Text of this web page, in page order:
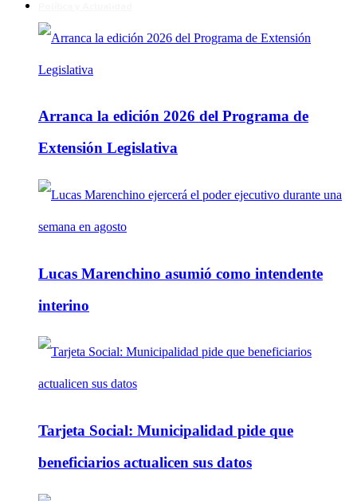
Arranca la edición 2026 del Programa de
Extensión Legislativa
Lucas Marenchino asumió como intendente
interino
Tarjeta Social: Municipalidad pide que
beneficiarios actualicen sus datos